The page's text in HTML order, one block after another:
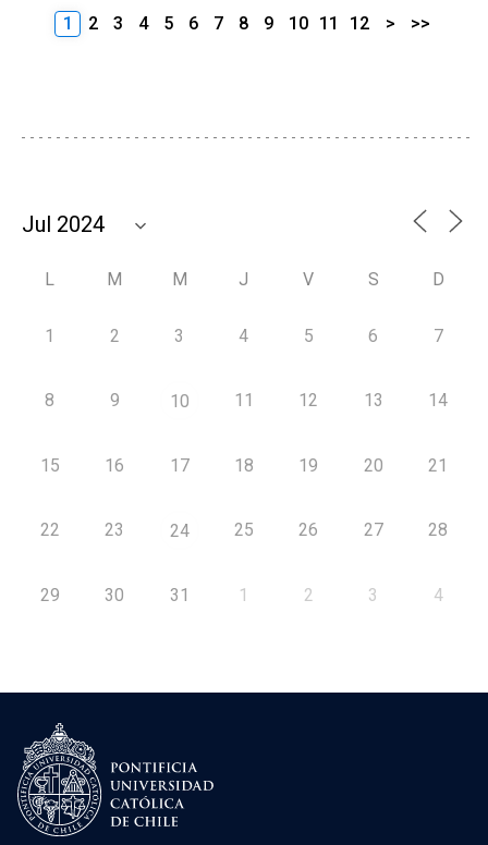
1 2 3 4 5 6 7 8 9 10 11 12 > >>
L M M J V S D
1 2 3 4 5 6 7
8 9 10 11 12 13 14
15 16 17 18 19 20 21
22 23 24 25 26 27 28
29 30 31 1 2 3 4